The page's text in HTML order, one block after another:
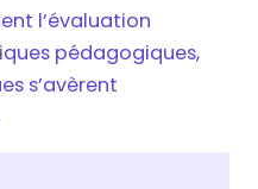
l’évaluation
pédagogiques,
s’avèrent